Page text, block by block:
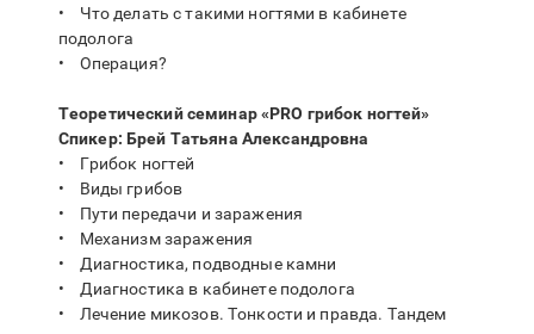
• Что делать с такими ногтями в кабинете
подолога
• Операция?
Теоретический семинар «PRO грибок ногтей»
Спикер: Брей Татьяна Александровна
• Грибок ногтей
• Виды грибов
• Пути передачи и заражения
• Механизм заражения
• Диагностика, подводные камни
• Диагностика в кабинете подолога
• Лечение микозов. Тонкости и правда. Тандем